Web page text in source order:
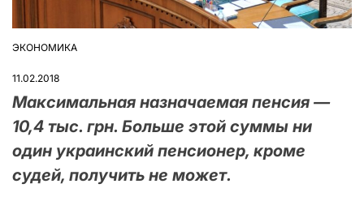
ОПУБЛІКУВАТИ
ЭКОНОМИКА
11.02.2018
Максимальная назначаемая пенсия —
10,4 тыс. грн. Больше этой суммы ни
один украинский пенсионер, кроме
судей, получить не может.